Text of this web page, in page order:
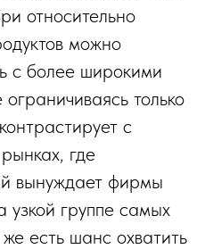
относительно
можно
с более широкими
только
с
где
вынуждает фирмы
узкой группе самых
есть шанс охватить